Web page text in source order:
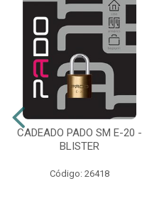
CADEADO PADO SM E-20 -
BLISTER
Código: 26418